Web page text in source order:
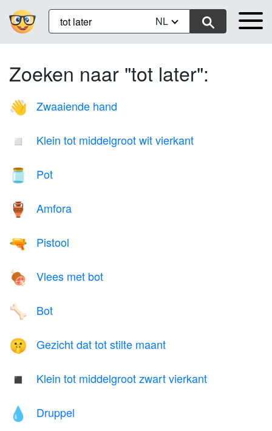
NL
Zoeken naar "tot later":
👋 Zwaaiende hand
◽ Klein tot middelgroot wit vierkant
🫙 Pot
🏺 Amfora
🔫 Pistool
🍖 Vlees met bot
🦴 Bot
🤫 Gezicht dat tot stilte maant
◾ Klein tot middelgroot zwart vierkant
💧 Druppel